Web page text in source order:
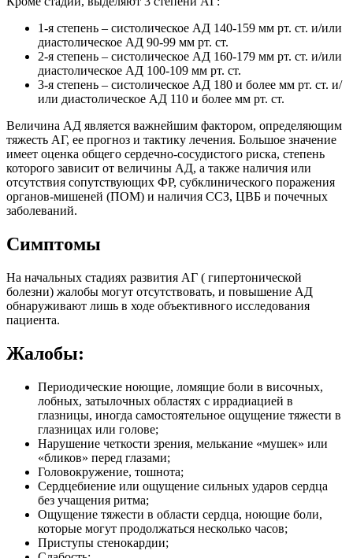
1-я степень – систолическое АД 140-159 мм рт. ст. и/или
диастолическое АД 90-99 мм рт. ст.
2-я степень – систолическое АД 160-179 мм рт. ст. и/или
диастолическое АД 100-109 мм рт. ст.
3-я степень – систолическое АД 180 и более мм рт. ст. и/
или диастолическое АД 110 и более мм рт. ст.
Величина АД является важнейшим фактором, определяющим
тяжесть АГ, ее прогноз и тактику лечения. Большое значение
имеет оценка общего сердечно-сосудистого риска, степень
которого зависит от величины АД, а также наличия или
отсутствия сопутствующих ФР, субклинического поражения
органов-мишеней (ПОМ) и наличия ССЗ, ЦВБ и почечных
заболеваний.
Симптомы
На начальных стадиях развития АГ ( гипертонической
болезни) жалобы могут отсутствовать, и повышение АД
обнаруживают лишь в ходе объективного исследования
пациента.
Жалобы:
Периодические ноющие, ломящие боли в височных,
лобных, затылочных областях с иррадиацией в
глазницы, иногда самостоятельное ощущение тяжести в
глазницах или голове;
Нарушение четкости зрения, мелькание «мушек» или
«бликов» перед глазами;
Головокружение, тошнота;
Сердцебиение или ощущение сильных ударов сердца
без учащения ритма;
Ощущение тяжести в области сердца, ноющие боли,
которые могут продолжаться несколько часов;
Приступы стенокардии;